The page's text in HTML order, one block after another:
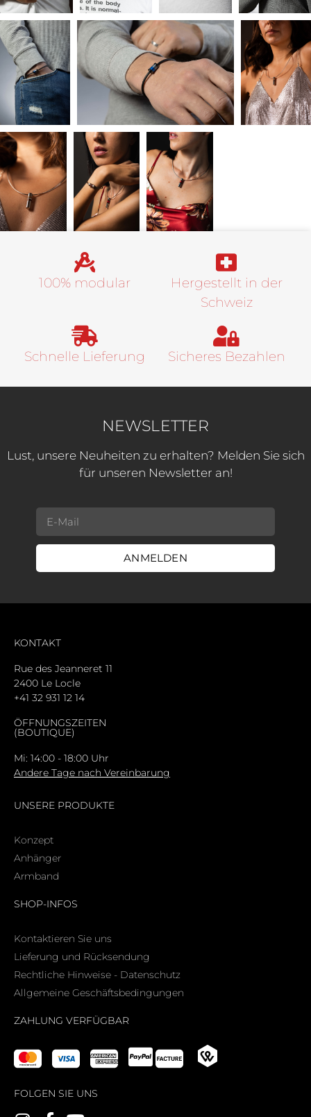
100% modular
Hergestellt in der
Schweiz
Schnelle Lieferung Sicheres Bezahlen
NEWSLETTER
Lust, unsere Neuheiten zu erhalten? Melden Sie sich
für unseren Newsletter an!
ANMELDEN
KONTAKT
Rue des Jeanneret 11
2400 Le Locle
+41 32 931 12 14
ÖFFNUNGSZEITEN
(BOUTIQUE)
Mi: 14:00 - 18:00 Uhr
Andere Tage nach Vereinbarung
UNSERE PRODUKTE
Konzept
Anhänger
Armband
SHOP-INFOS
Kontaktieren Sie uns
Lieferung und Rücksendung
Rechtliche Hinweise - Datenschutz
Allgemeine Geschäftsbedingungen
ZAHLUNG VERFÜGBAR
FOLGEN SIE UNS